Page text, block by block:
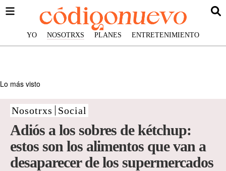
YO NOSOTRXS PLANES ENTRETENIMIENTO
Lo más visto
Nosotrxs Social
Adiós a los sobres de kétchup:
estos son los alimentos que van a
desaparecer de los supermercados